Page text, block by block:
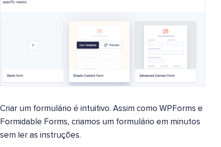
Criar um formulário é intuitivo. Assim como WPForms e
Formidable Forms, criamos um formulário em minutos
sem ler as instruções.